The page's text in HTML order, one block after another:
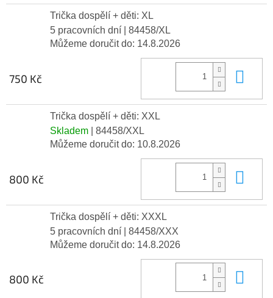
Trička dospělí + děti: XL
5 pracovních dní
| 84458/XL
Můžeme doručit do: 14.8.2026
750 Kč
Trička dospělí + děti: XXL
Skladem
| 84458/XXL
Můžeme doručit do: 10.8.2026
800 Kč
Trička dospělí + děti: XXXL
5 pracovních dní
| 84458/XXX
Můžeme doručit do: 14.8.2026
800 Kč